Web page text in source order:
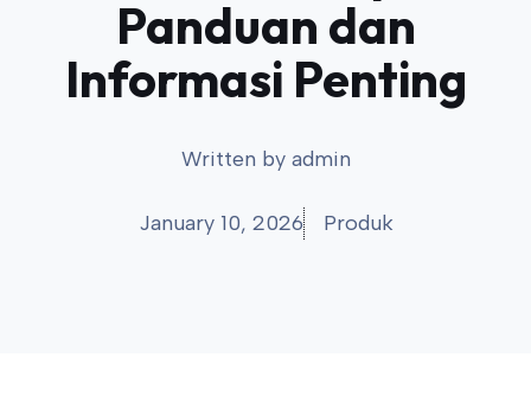
Panduan dan
Informasi Penting
Written by admin
January 10, 2026 Produk